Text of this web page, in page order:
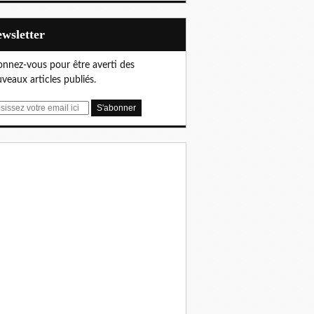
vous pour être averti des
articles publiés.